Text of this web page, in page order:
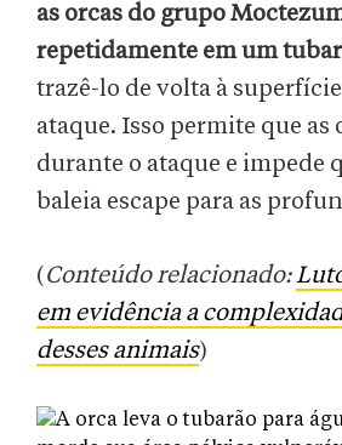
as orcas do grupo
repetidamente em um
trazê-lo de volta à
ataque. Isso permite que as
durante o ataque e impede
baleia escape para as
(Conteúdo relacionado:
em evidência a
desses animais)